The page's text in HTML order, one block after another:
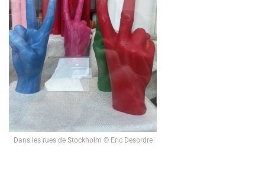
Dans les rues de Stockholm © Eric Desordre